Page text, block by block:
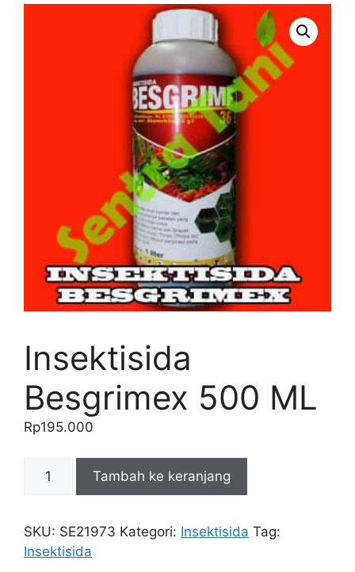
Insektisida
Besgrimex 500 ML
Rp195.000
Insektisida
500
ML
Tambah ke keranjang
SKU: SE21973 Kategori: Insektisida Tag:
Insektisida